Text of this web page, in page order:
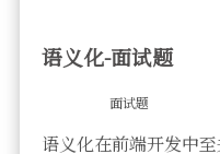
语义化-面试题
面试题
语义化在前端开发中